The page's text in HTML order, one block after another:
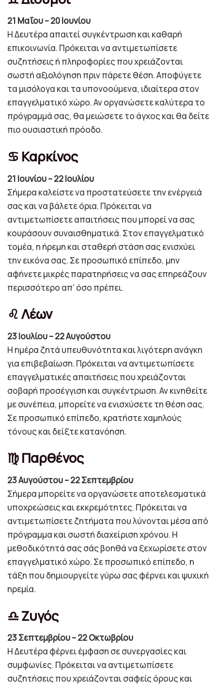
21 Μαΐου – 20 Ιουνίου
Η Δευτέρα απαιτεί συγκέντρωση και καθαρή
επικοινωνία. Πρόκειται να αντιμετωπίσετε
συζητήσεις ή πληροφορίες που χρειάζονται
σωστή αξιολόγηση πριν πάρετε θέση. Αποφύγετε
τα μισόλογα και τα υπονοούμενα, ιδιαίτερα στον
επαγγελματικό χώρο. Αν οργανώσετε καλύτερα το
πρόγραμμά σας, θα μειώσετε το άγχος και θα δείτε
πιο ουσιαστική πρόοδο.
♋ Καρκίνος
21 Ιουνίου – 22 Ιουλίου
Σήμερα καλείστε να προστατεύσετε την ενέργειά
σας και να βάλετε όρια. Πρόκειται να
αντιμετωπίσετε απαιτήσεις που μπορεί να σας
κουράσουν συναισθηματικά. Στον επαγγελματικό
τομέα, η ήρεμη και σταθερή στάση σας ενισχύει
την εικόνα σας. Σε προσωπικό επίπεδο, μην
αφήνετε μικρές παρατηρήσεις να σας επηρεάζουν
περισσότερο απ’ όσο πρέπει.
♌ Λέων
23 Ιουλίου – 22 Αυγούστου
Η ημέρα ζητά υπευθυνότητα και λιγότερη ανάγκη
για επιβεβαίωση. Πρόκειται να αντιμετωπίσετε
επαγγελματικές απαιτήσεις που χρειάζονται
σοβαρή προσέγγιση και συγκέντρωση. Αν κινηθείτε
με συνέπεια, μπορείτε να ενισχύσετε τη θέση σας.
Σε προσωπικό επίπεδο, κρατήστε χαμηλούς
τόνους και δείξτε κατανόηση.
♍ Παρθένος
23 Αυγούστου – 22 Σεπτεμβρίου
Σήμερα μπορείτε να οργανώσετε αποτελεσματικά
υποχρεώσεις και εκκρεμότητες. Πρόκειται να
αντιμετωπίσετε ζητήματα που λύνονται μέσα από
πρόγραμμα και σωστή διαχείριση χρόνου. Η
μεθοδικότητά σας σάς βοηθά να ξεχωρίσετε στον
επαγγελματικό χώρο. Σε προσωπικό επίπεδο, η
τάξη που δημιουργείτε γύρω σας φέρνει και ψυχική
ηρεμία.
♎ Ζυγός
23 Σεπτεμβρίου – 22 Οκτωβρίου
Η Δευτέρα φέρνει έμφαση σε συνεργασίες και
συμφωνίες. Πρόκειται να αντιμετωπίσετε
συζητήσεις που χρειάζονται σαφείς όρους και